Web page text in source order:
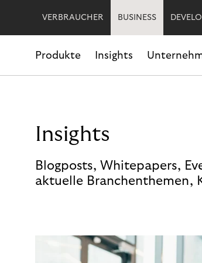
VERBRAUCHER BUSINESS
Produkte Insights
Insights
Blogposts, Whitepapers,
aktuelle Branchenthemen,